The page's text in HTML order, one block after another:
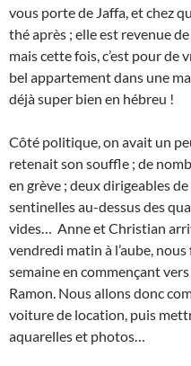
vous porte de Jaffa, et chez
thé après ; elle est revenue
mais cette fois, c’est pour de
bel appartement dans une
déjà super bien en hébreu !
Côté politique, on avait un
retenait son souffle ; de
en grève ; deux dirigeables
sentinelles au-dessus des
vides… Anne et Christian
vendredi matin à l’aube,
semaine en commençant
Ramon. Nous allons donc
voiture de location, puis
aquarelles et photos…